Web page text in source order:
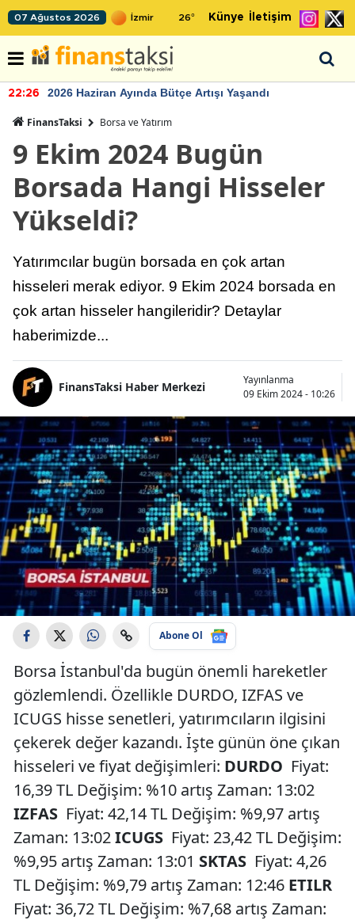
07 Ağustos 2026 26° Künye İletişim
22:26 2026 Haziran Ayında Bütçe Artışı Yaşandı
FinansTaksi Borsa ve Yatırım
9 Ekim 2024 Bugün
Borsada Hangi Hisseler
Yükseldi?
Yatırımcılar bugün borsada en çok artan
hisseleri merak ediyor. 9 Ekim 2024 borsada en
çok artan hisseler hangileridir? Detaylar
haberimizde...
FinansTaksi Haber Merkezi
Yayınlanma
09 Ekim 2024 - 10:26
Abone Ol
Borsa İstanbul'da bugün önemli hareketler
gözlemlendi. Özellikle DURDO, IZFAS ve
ICUGS hisse senetleri, yatırımcıların ilgisini
çekerek değer kazandı. İşte günün öne çıkan
hisseleri ve fiyat değişimleri: DURDO Fiyat:
16,39 TL Değişim: %10 artış Zaman: 13:02
IZFAS Fiyat: 42,14 TL Değişim: %9,97 artış
Zaman: 13:02ICUGS Fiyat: 23,42 TL Değişim:
%9,95 artış Zaman: 13:01 SKTAS Fiyat: 4,26
TL Değişim: %9,79 artış Zaman: 12:46 ETILR
Fiyat: 36,72 TL Değişim: %7,68 artış Zaman: